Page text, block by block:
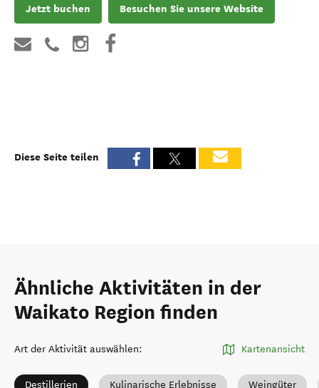
Jetzt buchen Besuchen Sie unsere Website
Diese Seite teilen
Ähnliche Aktivitäten in der
Waikato Region finden
Art der Aktivität auswählen: Kartenansicht
Destillerien Kulinarische Erlebnisse Weingüter